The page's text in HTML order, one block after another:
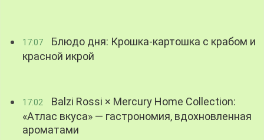
17:07
Блюдо дня: Крошка-картошка с крабом и
красной икрой
17:02
Balzi Rossi × Mercury Home Collection:
«Атлас вкуса» — гастрономия, вдохновленная
ароматами